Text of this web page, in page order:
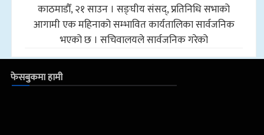
काठमाडौँ, २१ साउन । सङ्घीय संसद्, प्रतिनिधि सभाको
आगामी एक महिनाको सम्भावित कार्यतालिका सार्वजनिक
भएको छ । सचिवालयले सार्वजनिक गरेको
फेसबुकमा हामी